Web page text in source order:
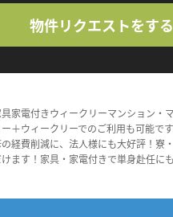
物件リクエストをする
家電付きウィークリーマンション・
＋ウィークリーでのご利用も可能で
経費削減に、法人様にも大好評！寮
ます！家具・家電付きで単身赴任にも